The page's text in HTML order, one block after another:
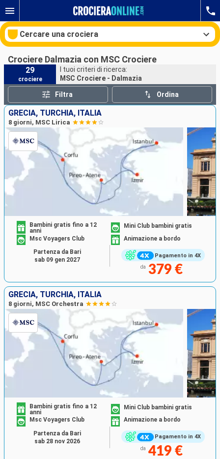
Cercare una crociera
Le nostre destinazioni
Mesi di partenza
Porti Compagnie
Ricerca
Crociere Dalmazia con MSC Crociere
29
crociere
I tuoi criteri di ricerca:
MSC Crociere - Dalmazia
Filtra Ordina
GRECIA, TURCHIA, ITALIA
8 giorni, MSC Lirica
Pagamento in 4X
Bambini gratis fino a 12
anni
Mini Club bambini gratis
Msc Voyagers Club
Animazione a bordo
da 379 €
Partenza da Bari
sab 09 gen 2027
GRECIA, TURCHIA, ITALIA
8 giorni, MSC Orchestra
Pagamento in 4X
Bambini gratis fino a 12
anni
Mini Club bambini gratis
Msc Voyagers Club
Animazione a bordo
da 419 €
Partenza da Bari
sab 28 nov 2026